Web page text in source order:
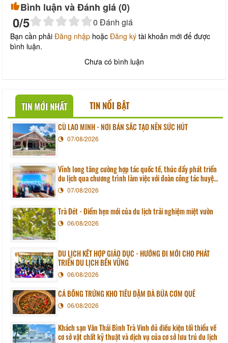
Bình luận và Đánh giá (0)
0/5 0 Đánh giá
Bạn cần phải Đăng nhập hoặc Đăng ký tài khoản mới để được
bình luận.
Chưa có bình luận
TIN MỚI NHẤT TIN NỔI BẬT
CÙ LAO MINH - NƠI BẢN SẮC TẠO NÊN SỨC HÚT
07/08/2026
Vĩnh long tăng cường hợp tác quốc tế, thúc đẩy phát triển
du lịch qua chương trình làm việc với đoàn công tác huyện
Sunchang (Hàn quốc)
07/08/2026
Trà Đét - Điểm hẹn mới của du lịch trải nghiệm miệt vườn
06/08/2026
DU LỊCH KẾT HỢP GIÁO DỤC - HƯỚNG ĐI MỚI CHO PHÁT
TRIỂN DU LỊCH BỀN VỮNG
06/08/2026
CÁ BỐNG TRỨNG KHO TIÊU ĐẬM ĐÀ BỮA CƠM QUÊ
06/08/2026
Khách sạn Văn Thái Bình Trà Vinh đủ điều kiện tối thiểu về
cơ sở vật chất kỹ thuật và dịch vụ của cơ sở lưu trú du lịch